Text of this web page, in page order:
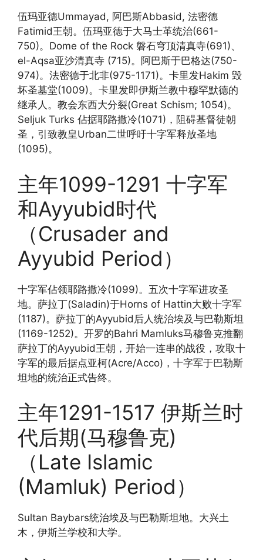
伍玛亚德Ummayad, 阿巴斯Abbasid, 法密德
Fatimid王朝。伍玛亚德于大马士革统治(661-
750)。Dome of the Rock 磐石穹顶清真寺(691)、
el-Aqsa亚沙清真寺 (715)。阿巴斯于巴格达(750-
974)。法密德于北非(975-1171)。卡里发Hakim 毁
坏圣墓堂(1009)。卡里发即伊斯兰教中穆罕默德的
继承人。教会东西大分裂(Great Schism; 1054)。
Seljuk Turks 佔据耶路撒冷(1071)，阻碍基督徒朝
圣，引致教皇Urban二世呼吁十字军释放圣地
(1095)。
主年1099-1291 十字军
和Ayyubid时代
（Crusader and
Ayyubid Period）
十字军佔领耶路撒冷(1099)。五次十字军进攻圣
地。萨拉丁(Saladin)于Horns of Hattin大败十字军
(1187)。萨拉丁的Ayyubid后人统治埃及与巴勒斯坦
(1169-1252)。开罗的Bahri Mamluks马穆鲁克推翻
萨拉丁的Ayyubid王朝，开始一连串的战役，攻取十
字军的最后据点亚柯(Acre/Acco)，十字军于巴勒斯
坦地的统治正式告终。
主年1291-1517 伊斯兰时
代后期(马穆鲁克)
（Late Islamic
(Mamluk) Period）
Sultan Baybars统治埃及与巴勒斯坦地。大兴土
木，伊斯兰学校和大学。